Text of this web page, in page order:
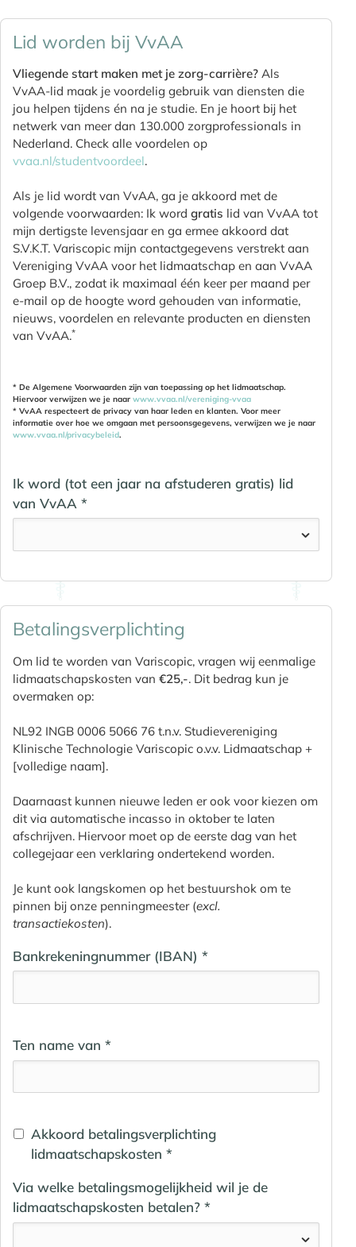
Lid worden bij VvAA
Vliegende start maken met je zorg-carrière? Als
VvAA-lid maak je voordelig gebruik van diensten die
jou helpen tijdens én na je studie. En je hoort bij het
netwerk van meer dan 130.000 zorgprofessionals in
Nederland. Check alle voordelen op
vvaa.nl/studentvoordeel.
Als je lid wordt van VvAA, ga je akkoord met de
volgende voorwaarden: Ik wordgratis lid van VvAA tot
mijn dertigste levensjaar en ga ermee akkoord dat
S.V.K.T. Variscopic mijn contactgegevens verstrekt aan
Vereniging VvAA voor het lidmaatschap en aan VvAA
Groep B.V., zodat ik maximaal één keer per maand per
e-mail op de hoogte word gehouden van informatie,
nieuws, voordelen en relevante producten en diensten
van VvAA.*
* De Algemene Voorwaarden zijn van toepassing op het lidmaatschap.
Hiervoor verwijzen we je naarwww.vvaa.nl/vereniging-vvaa
* VvAA respecteert de privacy van haar leden en klanten. Voor meer
informatie over hoe we omgaan met persoonsgegevens, verwijzen we je naar
www.vvaa.nl/privacybeleid.
Ik word (tot een jaar na afstuderen gratis) lid
van VvAA *
Betalingsverplichting
Om lid te worden van Variscopic, vragen wij eenmalige
lidmaatschapskosten van€25,-. Dit bedrag kun je
overmaken op:
NL92 INGB 0006 5066 76 t.n.v. Studievereniging
Klinische Technologie Variscopic o.v.v. Lidmaatschap +
[volledige naam].
Daarnaast kunnen nieuwe leden er ook voor kiezen om
dit via automatische incasso in oktober te laten
afschrijven. Hiervoor moet op de eerste dag van het
collegejaar een verklaring ondertekend worden.
Je kunt ook langskomen op het bestuurshok om te
pinnen bij onze penningmeester (excl.
transactiekosten).
Bankrekeningnummer (IBAN) *
Ten name van *
Akkoord betalingsverplichting
lidmaatschapskosten *
Via welke betalingsmogelijkheid wil je de
lidmaatschapskosten betalen? *